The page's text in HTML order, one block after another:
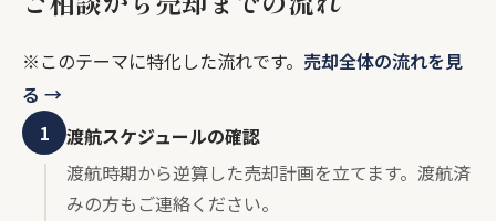
※このテーマに特化した流れです。 売却全体の流れを見
る →
1
渡航スケジュールの確認
渡航時期から逆算した売却計画を立てます。渡航済
みの方もご連絡ください。